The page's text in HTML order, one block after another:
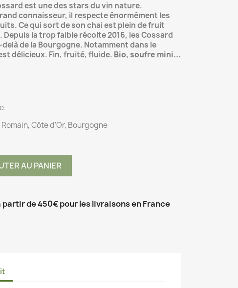
est une des stars du vin nature.
connaisseur, il respecte énormément les
Ce qui sort de son chai est plein de fruit
la trop faible récolte 2016, les Cossard
de la Bourgogne. Notamment dans le
délicieux. Fin, fruité, fluide. Bio, soufre mini...
Côte d'Or, Bourgogne
AU PANIER
de 450€ pour les livraisons en France